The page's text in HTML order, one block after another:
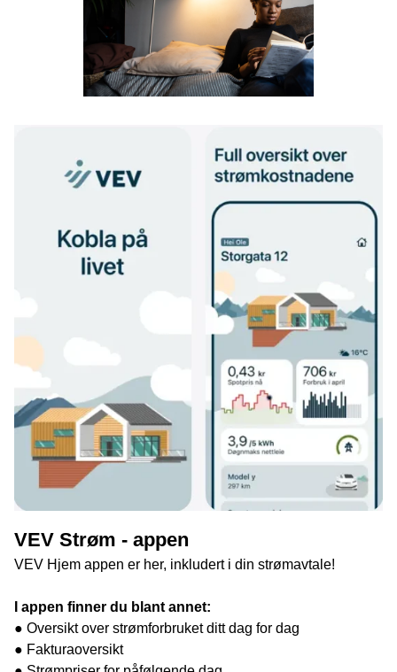
VEV Strøm - appen
VEV Hjem appen er her, inkludert i din strømavtale!
I appen finner du blant annet:
● Oversikt over strømforbruket ditt dag for dag
● Fakturaoversikt